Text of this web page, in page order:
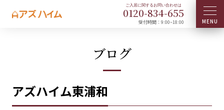
0120-834-655
受付時間：9:00~18:00
ブログ
アズハイム東浦和